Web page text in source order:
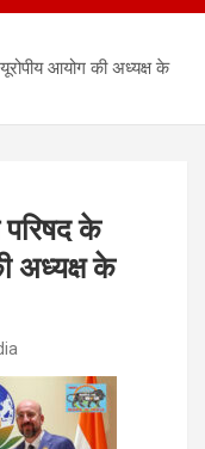
आयोग की अध्यक्ष के
परिषद के
अध्यक्ष के